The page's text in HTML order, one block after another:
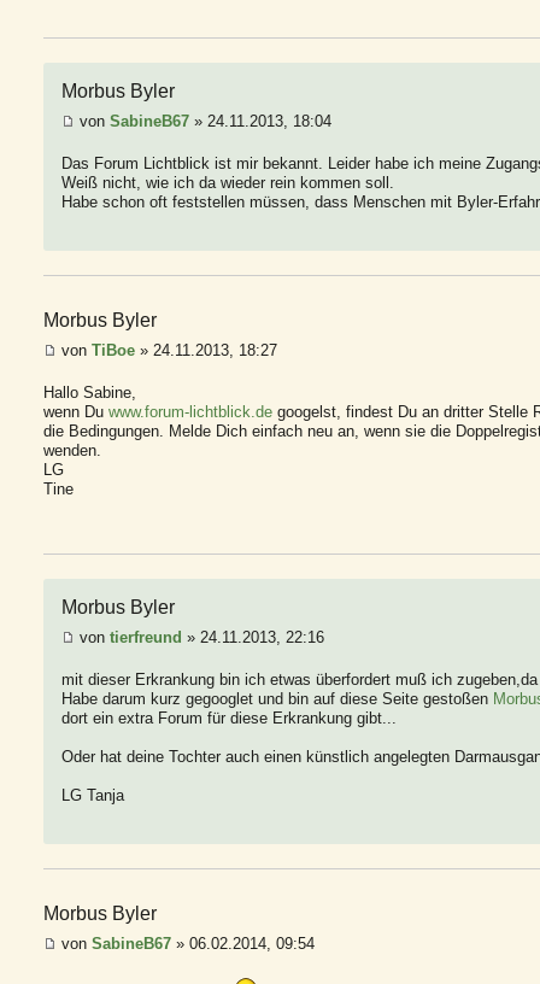
Morbus Byler
von SabineB67 » 24.11.2013, 18:04
Das Forum Lichtblick ist mir bekannt. Leider habe ich meine
Weiß nicht, wie ich da wieder rein kommen soll.
Habe schon oft feststellen müssen, dass Menschen mit Byler-
Morbus Byler
von TiBoe » 24.11.2013, 18:27
Hallo Sabine,
wenn Du www.forum-lichtblick.de googelst, findest Du an dritter Stelle
die Bedingungen. Melde Dich einfach neu an, wenn sie die
wenden.
LG
Tine
Morbus Byler
von tierfreund » 24.11.2013, 22:16
mit dieser Erkrankung bin ich etwas überfordert muß ich
Habe darum kurz gegooglet und bin auf diese Seite gestoßen
dort ein extra Forum für diese Erkrankung gibt...
Oder hat deine Tochter auch einen künstlich angelegten
LG Tanja
Morbus Byler
von SabineB67 » 06.02.2014, 09:54